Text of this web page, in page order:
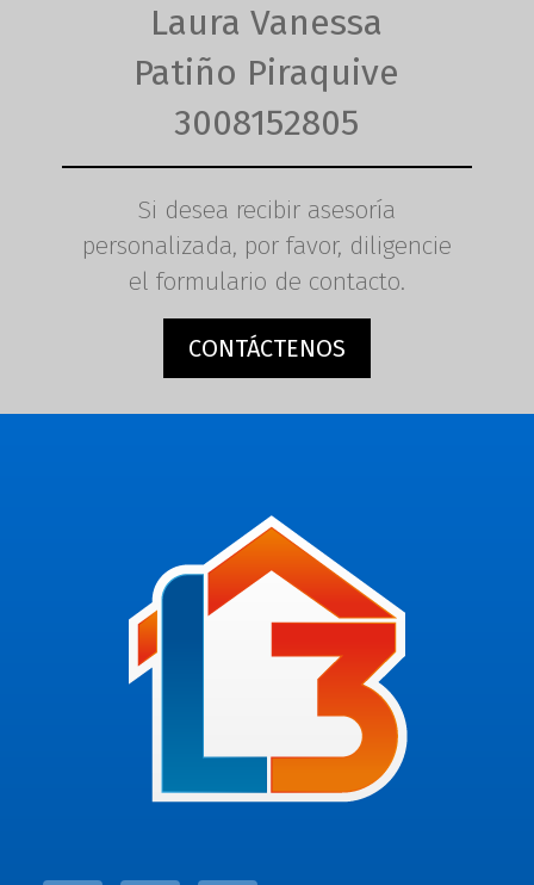
Laura Vanessa
Patiño Piraquive
3008152805
Si desea recibir asesoría
personalizada, por favor, diligencie
el formulario de contacto.
CONTÁCTENOS